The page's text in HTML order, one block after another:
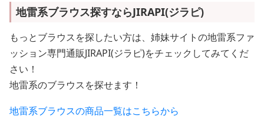
地雷系ブラウス探すならJIRAPI(ジラピ)
もっとブラウスを探したい方は、姉妹サイトの地雷系ファ
ッション専門通販JIRAPI(ジラピ)をチェックしてみてくだ
さい！
地雷系のブラウスを探せます！
地雷系ブラウスの商品一覧はこちらから